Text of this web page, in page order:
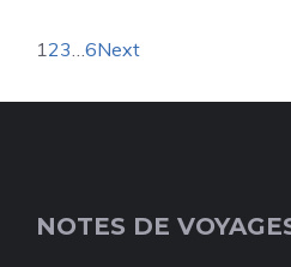
123…6Next
NOTES DE